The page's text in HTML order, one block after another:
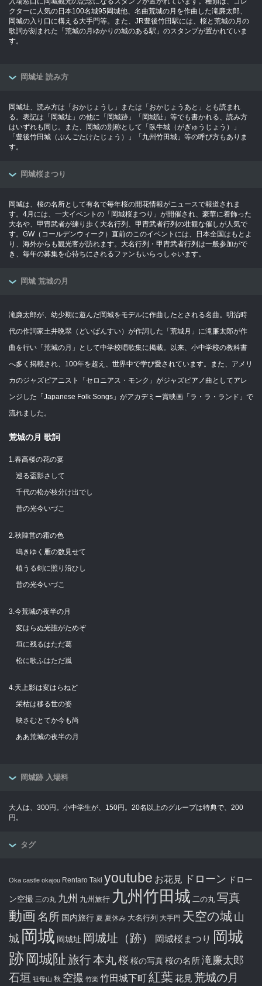
クターに人気の日本100名城95岡城他、名曲荒城の月を作曲した滝廉太郎、
岡城の入り口に構える大手門等。また、JR豊後竹田駅には、桜と荒城の月の
歌詞が刻まれた「荒城の月ゆかりの城のある駅」のスタンプが置かれていま
す。
岡城址 読み方
岡城址、読み方は「おかじょうし」または「おかじょうあと」とも読まれ
る。表記は「岡城址」の他に「岡城跡」「岡城阯」等でも書かれる、読み方
はいずれも同じ。また、岡城の別称として「臥牛城（がぎゅうじょう）」
「豊後竹田城（ぶんごたけたじょう）」「九州竹田城」等の呼び方もありま
す。
岡城桜まつり
岡城は、桜の名所として有名で毎年桜の開花情報がニュースで報道されま
す。4月には、一大イベントの「岡城桜まつり」が開催され、豪華に着飾った
大名や、甲冑武者が練り歩く大名行列、甲冑武者行列の壮観な催しが人気で
す。GW（コールデンウィーク）直前のこのイベントには、日本全国はもとよ
り、海外からも観光客が訪れます。大名行列・甲冑武者行列は一般参加がで
き、毎年の募集を心待ちにされるファンもいらっしゃいます。
岡城 荒城の月
滝廉太郎が、幼少期に遊んだ岡城をモデルに作曲したとされる名曲。明治時
代の作詞家土井晩翠（どいばんすい）が作詞した「荒城月」に滝廉太郎が作
曲を行い「荒城の月」として中学校唱歌集に掲載。以来、小中学校の教科書
へ多く掲載され、100年を超え、世界中で学び愛されています。また、アメリ
カのジャズピアニスト「セロニアス・モンク」がジャズピアノ曲としてアレ
ンジした「Japanese Folk Songs」がアカデミー賞映画「ラ・ラ・ランド」で
流れました。
荒城の月 歌詞
1.春高楼の花の宴
巡る盃影さして
千代の松が枝分け出でし
昔の光今いづこ
2.秋陣営の霜の色
鳴きゆく雁の数見せて
植うる剣に照り沿ひし
昔の光今いづこ
3.今荒城の夜半の月
変はらぬ光誰がためぞ
垣に残るはただ葛
松に歌ふはただ嵐
4.天上影は変はらねど
栄枯は移る世の姿
映さむとてか今も尚
ああ荒城の夜半の月
岡城跡 入場料
大人は、300円。小中学生が、150円。20名以上のグループは特典で、200
円。
タグ
Oka castle okajou Rentaro Taki youtube お花見 ドローン ドロー
ン空撮 三の丸 九州 九州旅行 九州竹田城 二の丸 写真
動画名所 国内旅行 夏 夏休み 大名行列 大手門 天空の城 山
城 岡城 岡城址 岡城址（跡） 岡城桜まつり 岡城
跡 岡城阯旅行本丸桜桜の写真桜の名所滝廉太郎
石垣 祖母山 秋 空撮 竹楽 竹田城下町紅葉 花見 荒城の月